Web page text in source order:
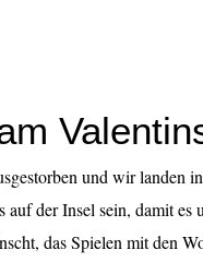
und wir landen
auf der Insel sein, damit es
das Spielen mit den